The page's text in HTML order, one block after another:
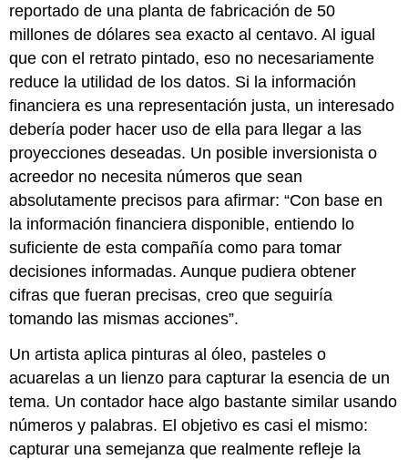
reportado de una planta de fabricación de 50
millones de dólares sea exacto al centavo. Al igual
que con el retrato pintado, eso no necesariamente
reduce la utilidad de los datos. Si la información
financiera es una representación justa, un interesado
debería poder hacer uso de ella para llegar a las
proyecciones deseadas. Un posible inversionista o
acreedor no necesita números que sean
absolutamente precisos para afirmar: “Con base en
la información financiera disponible, entiendo lo
suficiente de esta compañía como para tomar
decisiones informadas. Aunque pudiera obtener
cifras que fueran precisas, creo que seguiría
tomando las mismas acciones”.
Un artista aplica pinturas al óleo, pasteles o
acuarelas a un lienzo para capturar la esencia de un
tema. Un contador hace algo bastante similar usando
números y palabras. El objetivo es casi el mismo:
capturar una semejanza que realmente refleje la